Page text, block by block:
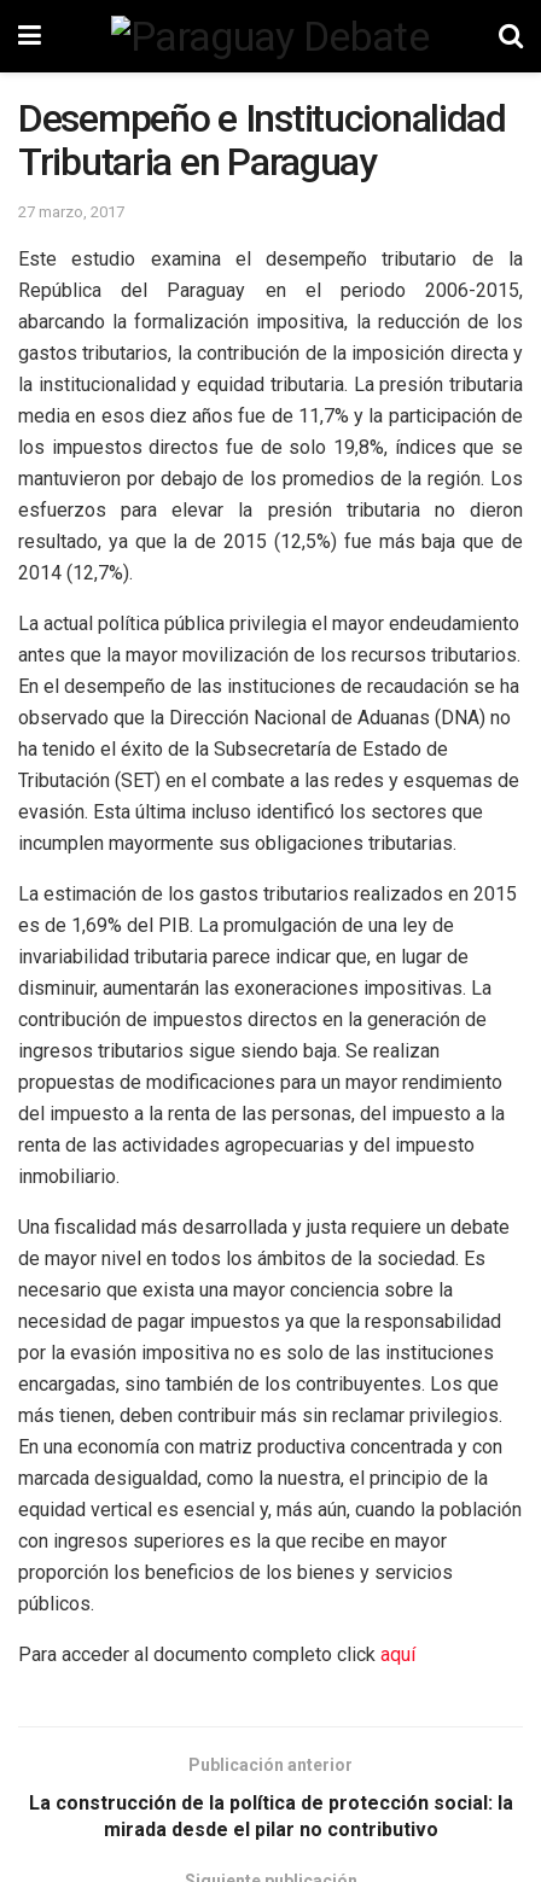
Desempeño e Institucionalidad
Tributaria en Paraguay
27 marzo, 2017
Este estudio examina el desempeño tributario de la
República del Paraguay en el periodo 2006-2015,
abarcando la formalización impositiva, la reducción de los
gastos tributarios, la contribución de la imposición directa y
la institucionalidad y equidad tributaria. La presión tributaria
media en esos diez años fue de 11,7% y la participación de
los impuestos directos fue de solo 19,8%, índices que se
mantuvieron por debajo de los promedios de la región. Los
esfuerzos para elevar la presión tributaria no dieron
resultado, ya que la de 2015 (12,5%) fue más baja que de
2014 (12,7%).
La actual política pública privilegia el mayor endeudamiento
antes que la mayor movilización de los recursos tributarios.
En el desempeño de las instituciones de recaudación se ha
observado que la Dirección Nacional de Aduanas (DNA) no
ha tenido el éxito de la Subsecretaría de Estado de
Tributación (SET) en el combate a las redes y esquemas de
evasión. Esta última incluso identificó los sectores que
incumplen mayormente sus obligaciones tributarias.
La estimación de los gastos tributarios realizados en 2015
es de 1,69% del PIB. La promulgación de una ley de
invariabilidad tributaria parece indicar que, en lugar de
disminuir, aumentarán las exoneraciones impositivas. La
contribución de impuestos directos en la generación de
ingresos tributarios sigue siendo baja. Se realizan
propuestas de modificaciones para un mayor rendimiento
del impuesto a la renta de las personas, del impuesto a la
renta de las actividades agropecuarias y del impuesto
inmobiliario.
Una fiscalidad más desarrollada y justa requiere un debate
de mayor nivel en todos los ámbitos de la sociedad. Es
necesario que exista una mayor conciencia sobre la
necesidad de pagar impuestos ya que la responsabilidad
por la evasión impositiva no es solo de las instituciones
encargadas, sino también de los contribuyentes. Los que
más tienen, deben contribuir más sin reclamar privilegios.
En una economía con matriz productiva concentrada y con
marcada desigualdad, como la nuestra, el principio de la
equidad vertical es esencial y, más aún, cuando la población
con ingresos superiores es la que recibe en mayor
proporción los beneficios de los bienes y servicios
públicos.
Para acceder al documento completo click aquí
Publicación anterior
La construcción de la política de protección social: la
mirada desde el pilar no contributivo